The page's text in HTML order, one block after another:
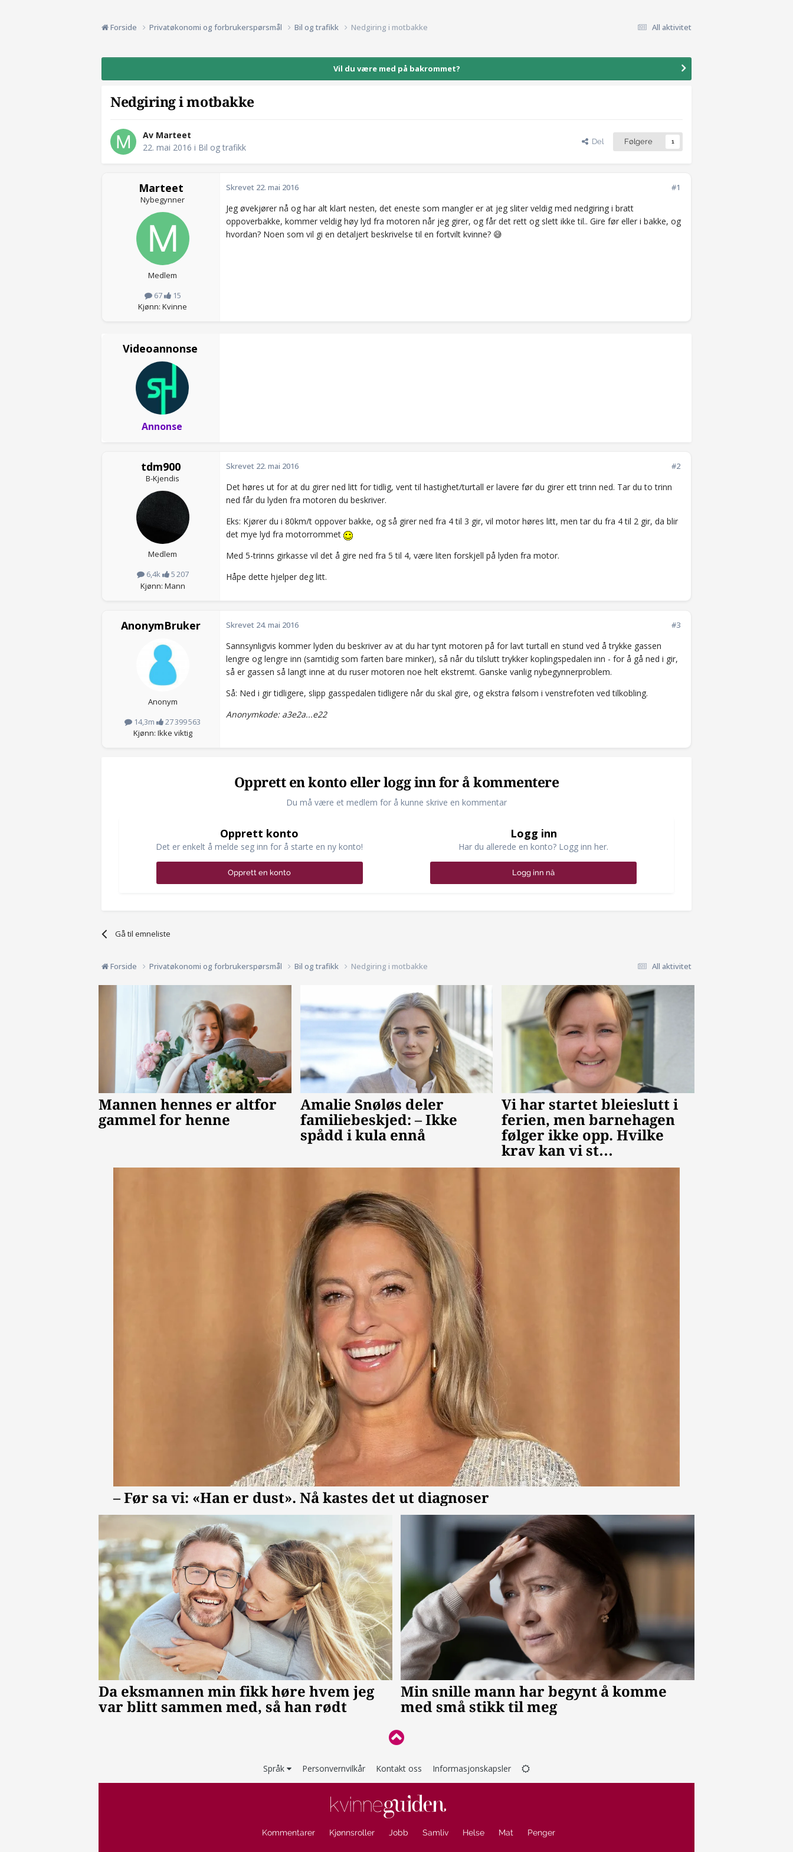
All aktivitet
Forside Privatøkonomi og forbrukerspørsmål Bil og trafikk Nedgiring i motbakke
Vil du være med på bakrommet?
Nedgiring i motbakke
Av Marteet
22. mai 2016 i Bil og trafikk
Del Følgere 1
Marteet
Nybegynner
Medlem
67
15
Kjønn: Kvinne
#1
Skrevet 22. mai 2016
Jeg øvekjører nå og har alt klart nesten, det eneste som mangler er at jeg sliter veldig med nedgiring i bratt
oppoverbakke, kommer veldig høy lyd fra motoren når jeg girer, og får det rett og slett ikke til.. Gire før eller i bakke, og
hvordan? Noen som vil gi en detaljert beskrivelse til en fortvilt kvinne? 😅
Videoannonse
Annonse
tdm900
B-Kjendis
Medlem
6,4k
5 207
Kjønn: Mann
#2
Skrevet 22. mai 2016
Det høres ut for at du girer ned litt for tidlig, vent til hastighet/turtall er lavere før du girer ett trinn ned. Tar du to trinn
ned får du lyden fra motoren du beskriver.
Eks: Kjører du i 80km/t oppover bakke, og så girer ned fra 4 til 3 gir, vil motor høres litt, men tar du fra 4 til 2 gir, da blir
det mye lyd fra motorrommet
Med 5-trinns girkasse vil det å gire ned fra 5 til 4, være liten forskjell på lyden fra motor.
Håpe dette hjelper deg litt.
AnonymBruker
Anonym
14,3m
27 399 563
Kjønn: Ikke viktig
#3
Skrevet 24. mai 2016
Sannsynligvis kommer lyden du beskriver av at du har tynt motoren på for lavt turtall en stund ved å trykke gassen
lengre og lengre inn (samtidig som farten bare minker), så når du tilslutt trykker koplingspedalen inn - for å gå ned i gir,
så er gassen så langt inne at du ruser motoren noe helt ekstremt. Ganske vanlig nybegynnerproblem.
Så: Ned i gir tidligere, slipp gasspedalen tidligere når du skal gire, og ekstra følsom i venstrefoten ved tilkobling.
Anonymkode: a3e2a...e22
Opprett en konto eller logg inn for å kommentere
Du må være et medlem for å kunne skrive en kommentar
Opprett konto
Det er enkelt å melde seg inn for å starte en ny konto!
Opprett en konto
Logg inn
Har du allerede en konto? Logg inn her.
Logg inn nå
Gå til emneliste
All aktivitet
Forside Privatøkonomi og forbrukerspørsmål Bil og trafikk Nedgiring i motbakke
Språk Personvernvilkår Kontakt oss Informasjonskapsler
Kommentarer Kjønnsroller Jobb Samliv Helse Mat Penger